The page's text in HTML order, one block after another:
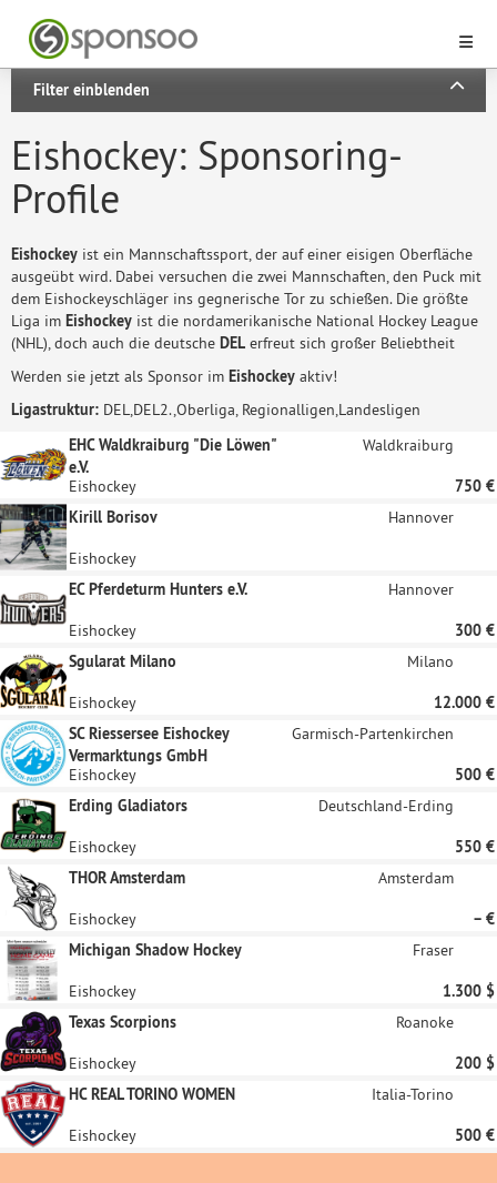
Filter einblenden
Eishockey: Sponsoring-
Profile
Eishockey ist ein Mannschaftssport, der auf einer eisigen Oberfläche
ausgeübt wird. Dabei versuchen die zwei Mannschaften, den Puck mit
dem Eishockeyschläger ins gegnerische Tor zu schießen. Die größte
Liga im Eishockey ist die nordamerikanische National Hockey League
(NHL), doch auch die deutsche DEL erfreut sich großer Beliebtheit
Werden sie jetzt als Sponsor im Eishockey aktiv!
Ligastruktur: DEL,DEL2.,Oberliga, Regionalligen,Landesligen
EHC Waldkraiburg "Die Löwen"
e.V.
Waldkraiburg
Eishockey
750 €
Kirill Borisov
Hannover
Eishockey
EC Pferdeturm Hunters e.V.
Hannover
Eishockey
300 €
Sgularat Milano
Milano
Eishockey
12.000 €
SC Riessersee Eishockey
Vermarktungs GmbH
Garmisch-Partenkirchen
Eishockey
500 €
Erding Gladiators
Deutschland-Erding
Eishockey
550 €
THOR Amsterdam
Amsterdam
Eishockey
– €
Michigan Shadow Hockey
Fraser
Eishockey
1.300 $
Texas Scorpions
Roanoke
Eishockey
200 $
HC REAL TORINO WOMEN
Italia-Torino
Eishockey 500 €